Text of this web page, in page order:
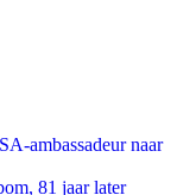
ambassadeur naar
81 jaar later